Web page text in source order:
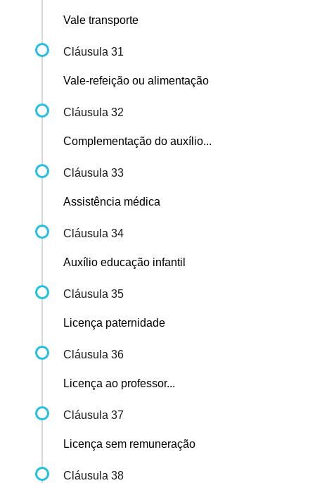
Vale transporte
Cláusula 31
Vale-refeição ou alimentação
Cláusula 32
Complementação do auxílio...
Cláusula 33
Assistência médica
Cláusula 34
Auxílio educação infantil
Cláusula 35
Licença paternidade
Cláusula 36
Licença ao professor...
Cláusula 37
Licença sem remuneração
Cláusula 38